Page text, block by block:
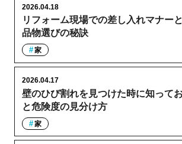
リフォーム現場での差し入れマナー
品物選びの秘訣
2026.04.18
家
壁のひび割れを見つけた時に知って
と危険度の見分け方
2026.04.17
家